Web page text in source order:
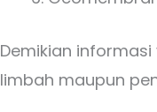
Demikian
limbah maupun